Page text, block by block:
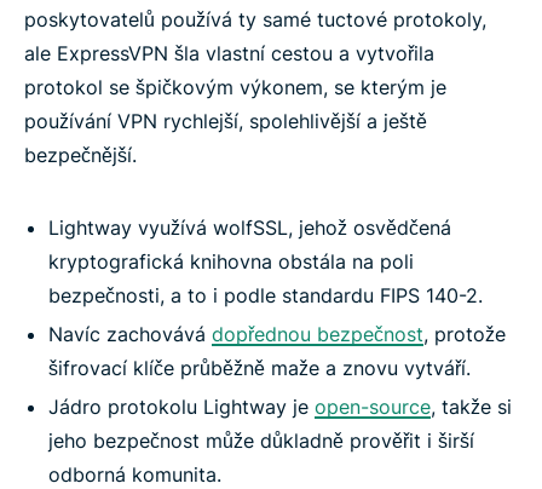
poskytovatelů používá ty samé tuctové protokoly,
ale ExpressVPN šla vlastní cestou a vytvořila
protokol se špičkovým výkonem, se kterým je
používání VPN rychlejší, spolehlivější a ještě
bezpečnější.
Lightway využívá wolfSSL, jehož osvědčená
kryptografická knihovna obstála na poli
bezpečnosti, a to i podle standardu FIPS 140-2.
Navíc zachovává dopřednou bezpečnost, protože
šifrovací klíče průběžně maže a znovu vytváří.
Jádro protokolu Lightway je open-source, takže si
jeho bezpečnost může důkladně prověřit i širší
odborná komunita.